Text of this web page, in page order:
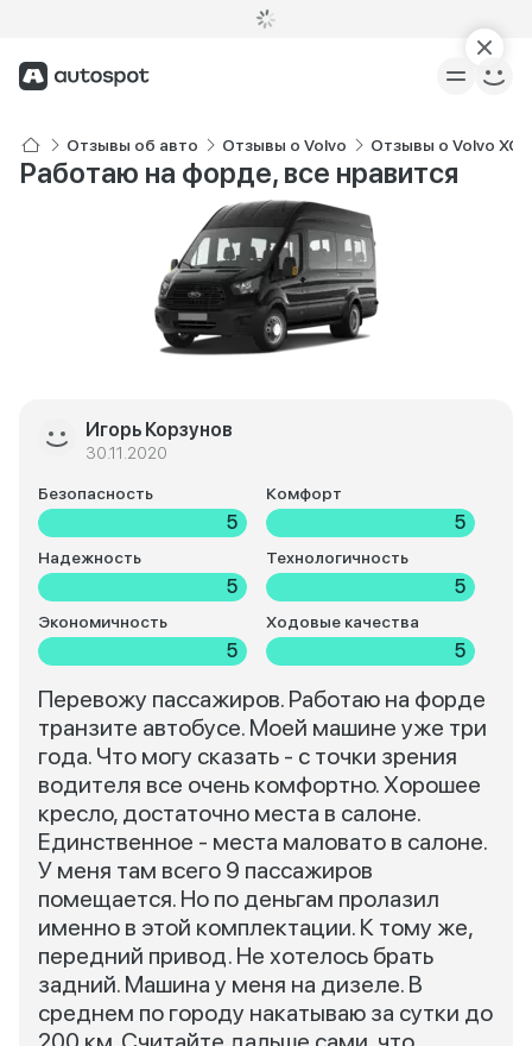
Отзывы об авто Отзывы о Volvo Отзывы о Volvo
Работаю на форде, все нравится
Игорь Корзунов
30.11.2020
Безопасность
5
Комфорт
5
Надежность
5
Технологичность
5
Экономичность
5
Ходовые качества
5
Перевожу пассажиров. Работаю на форде
транзите автобусе. Моей машине уже три
года. Что могу сказать - с точки зрения
водителя все очень комфортно. Хорошее
кресло, достаточно места в салоне.
Единственное - места маловато в салоне.
У меня там всего 9 пассажиров
помещается. Но по деньгам пролазил
именно в этой комплектации. К тому же,
передний привод. Не хотелось брать
задний. Машина у меня на дизеле. В
среднем по городу накатываю за сутки до